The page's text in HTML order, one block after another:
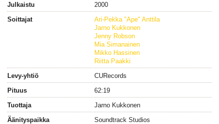
Julkaistu
2000
Soittajat
Ari-Pekka "Ape" Anttila
Jarno Kukkonen
Jenny Robson
Mia Simanainen
Mikko Hassinen
Riitta Paakki
Levy-yhtiö
CURecords
Pituus
62:19
Tuottaja
Jarno Kukkonen
Äänityspaikka
Soundtrack Studios